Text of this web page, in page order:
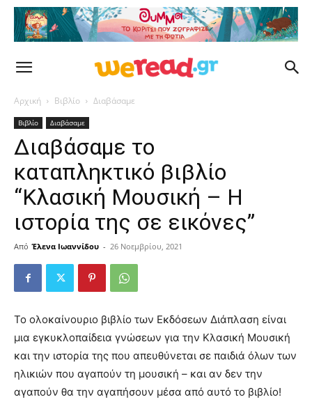
Αρχική Βιβλίο Διαβάσαμε
Βιβλίο Διαβάσαμε
Διαβάσαμε το
καταπληκτικό βιβλίο
“Κλασική Μουσική – Η
ιστορία της σε εικόνες”
Από Έλενα Ιωαννίδου - 26 Νοεμβρίου, 2021
Το ολοκαίνουριο βιβλίο των Εκδόσεων Διάπλαση είναι
μια εγκυκλοπαίδεια γνώσεων για την Κλασική Μουσική
και την ιστορία της που απευθύνεται σε παιδιά όλων των
ηλικιών που αγαπούν τη μουσική – και αν δεν την
αγαπούν θα την αγαπήσουν μέσα από αυτό το βιβλίο!